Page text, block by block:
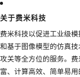
关于费米科技
费米科技以促进工业级
和基于图像模型的仿真
攻关等全方位的服务。
富、计算高效、简单易